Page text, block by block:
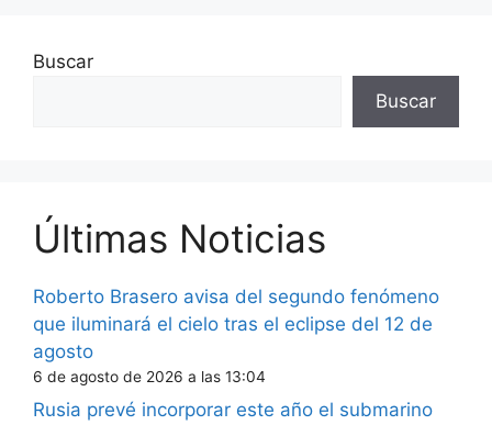
Buscar
Buscar
Últimas Noticias
Roberto Brasero avisa del segundo fenómeno
que iluminará el cielo tras el eclipse del 12 de
agosto
6 de agosto de 2026 a las 13:04
Rusia prevé incorporar este año el submarino